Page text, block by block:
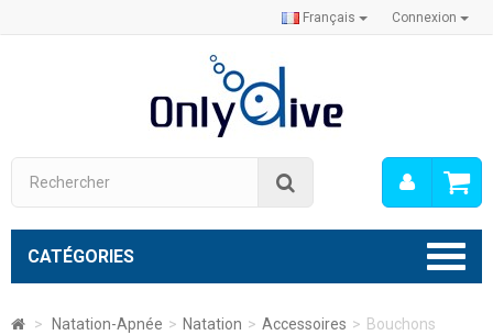
Connexion
Français
Mon
CATÉGORIES
> Natation-Apnée > Natation > Accessoires > Bouchons